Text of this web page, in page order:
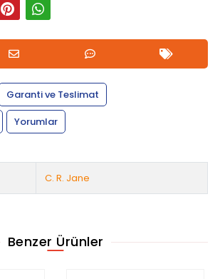
Garanti ve Teslimat
Yorumlar
C. R. Jane
Benzer Ürünler